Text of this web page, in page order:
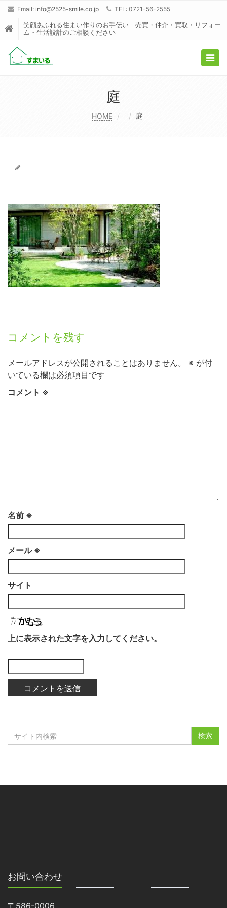
Email: info@2525-smile.co.jp TEL: 0721-56-2555
笑顔あふれる住まい作りのお手伝い 売買・仲介・買取・リフォー
ム・生活設計のご相談ください
庭
HOME 庭
コメントを残す
メールアドレスが公開されることはありません。 ※ が付
いている欄は必須項目です
コメント ※
名前 ※
メール ※
サイト
上に表示された文字を入力してください。
お問い合わせ